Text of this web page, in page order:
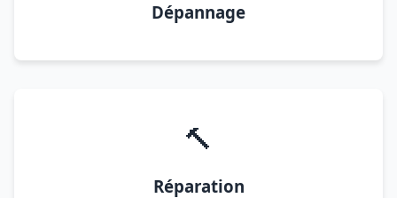
Dépannage
🔨
Réparation